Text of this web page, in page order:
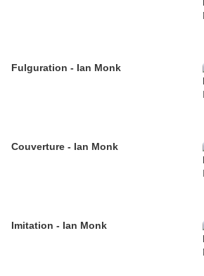
Fulguration - Ian Monk
Couverture - Ian Monk
Imitation - Ian Monk